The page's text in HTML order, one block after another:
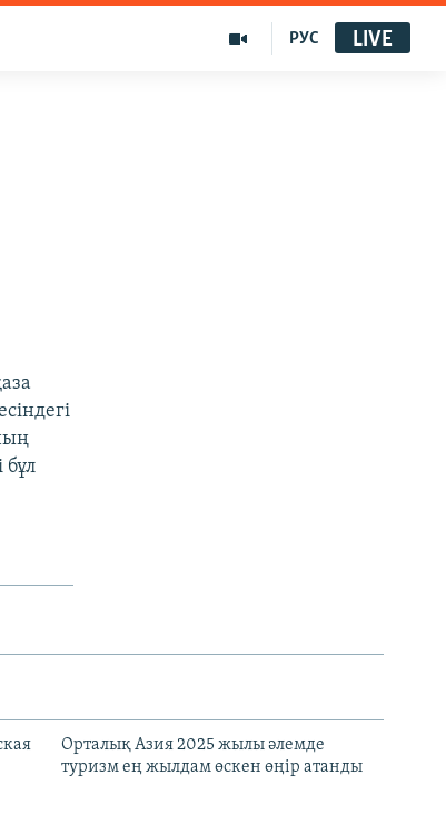
РУС LIVE
Орталық Азия 2025 жылы әлемде
туризм ең жылдам өскен өңір атанды